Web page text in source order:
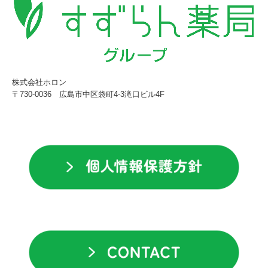
株式会社ホロン
〒730-0036 広島市中区袋町4-3滝口ビル4F